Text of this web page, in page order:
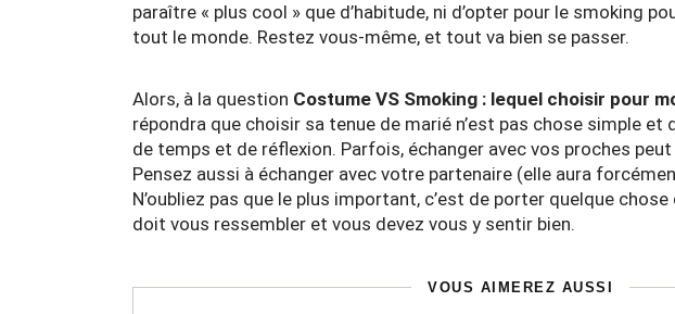
paraître « plus cool » que d’habitude, ni d’opter pour le smoking
tout le monde. Restez vous-même, et tout va bien se passer.
Alors, à la question Costume VS Smoking : lequel choisir pour
répondra que choisir sa tenue de marié n’est pas chose simple et
de temps et de réflexion. Parfois, échanger avec vos proches
Pensez aussi à échanger avec votre partenaire (elle aura
N’oubliez pas que le plus important, c’est de porter quelque
doit vous ressembler et vous devez vous y sentir bien.
VOUS AIMEREZ AUSSI